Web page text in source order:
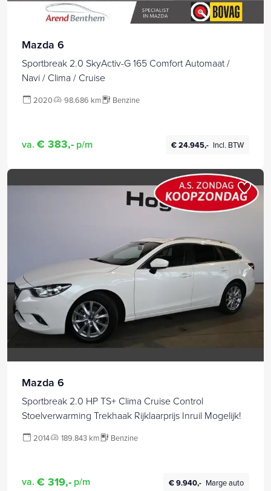
Mazda 6
Sportbreak 2.0 SkyActiv-G 165 Comfort Automaat /
Navi / Clima / Cruise
2020 98.686 km Benzine
va. € 383,- p/m € 24.945,- Incl. BTW
Mazda 6
Sportbreak 2.0 HP TS+ Clima Cruise Control
Stoelverwarming Trekhaak Rijklaarprijs Inruil Mogelijk!
2014 189.843 km Benzine
va. € 319,- p/m € 9.940,- Marge auto